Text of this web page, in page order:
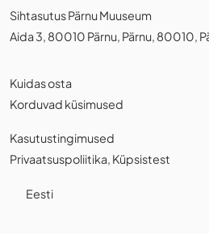
Sihtasutus Pärnu Muuseum
Aida 3, 80010 Pärnu, Pärnu, 80010,
Kuidas osta
Korduvad küsimused
Kasutustingimused
Privaatsuspoliitika, Küpsistest
Eesti